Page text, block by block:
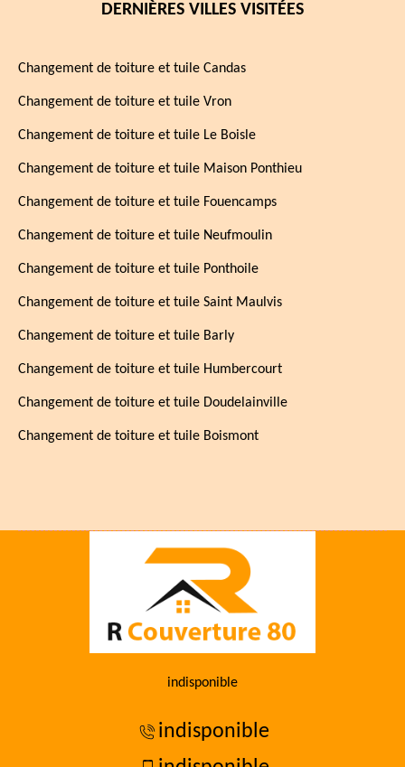
DERNIÈRES VILLES VISITÉES
Changement de toiture et tuile Candas
Changement de toiture et tuile Vron
Changement de toiture et tuile Le Boisle
Changement de toiture et tuile Maison Ponthieu
Changement de toiture et tuile Fouencamps
Changement de toiture et tuile Neufmoulin
Changement de toiture et tuile Ponthoile
Changement de toiture et tuile Saint Maulvis
Changement de toiture et tuile Barly
Changement de toiture et tuile Humbercourt
Changement de toiture et tuile Doudelainville
Changement de toiture et tuile Boismont
indisponible
indisponible